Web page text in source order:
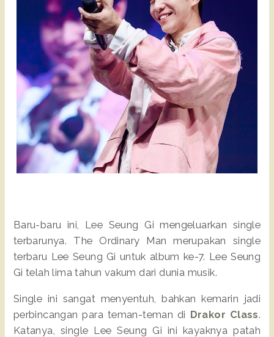
Baru-baru ini, Lee Seung Gi mengeluarkan single
terbarunya. The Ordinary Man merupakan single
terbaru Lee Seung Gi untuk album ke-7. Lee Seung
Gi telah lima tahun vakum dari dunia musik.
Single ini sangat menyentuh, bahkan kemarin jadi
perbincangan para teman-teman di Drakor Class.
Katanya, single Lee Seung Gi ini kayaknya patah